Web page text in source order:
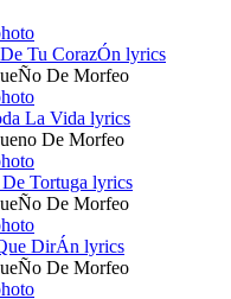
Tu CorazÓn lyrics
De Morfeo
La Vida lyrics
De Morfeo
De Tortuga lyrics
De Morfeo
DirÁn lyrics
De Morfeo